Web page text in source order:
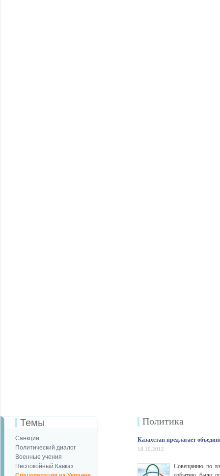
Темы
Санкции
Политический диалог
Военные учения
Неспокойный Кавказ
Политика
Казахстан предлагает
18.10.2012
Совещанию по